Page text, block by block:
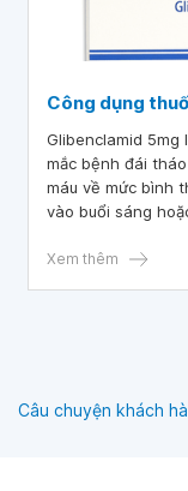
Công dụng
Glibenclamid 5mg
mắc bệnh đái
máu về mức bình
vào buổi sáng
có liều dùng thuốc
Xem thêm
Câu chuyện khách